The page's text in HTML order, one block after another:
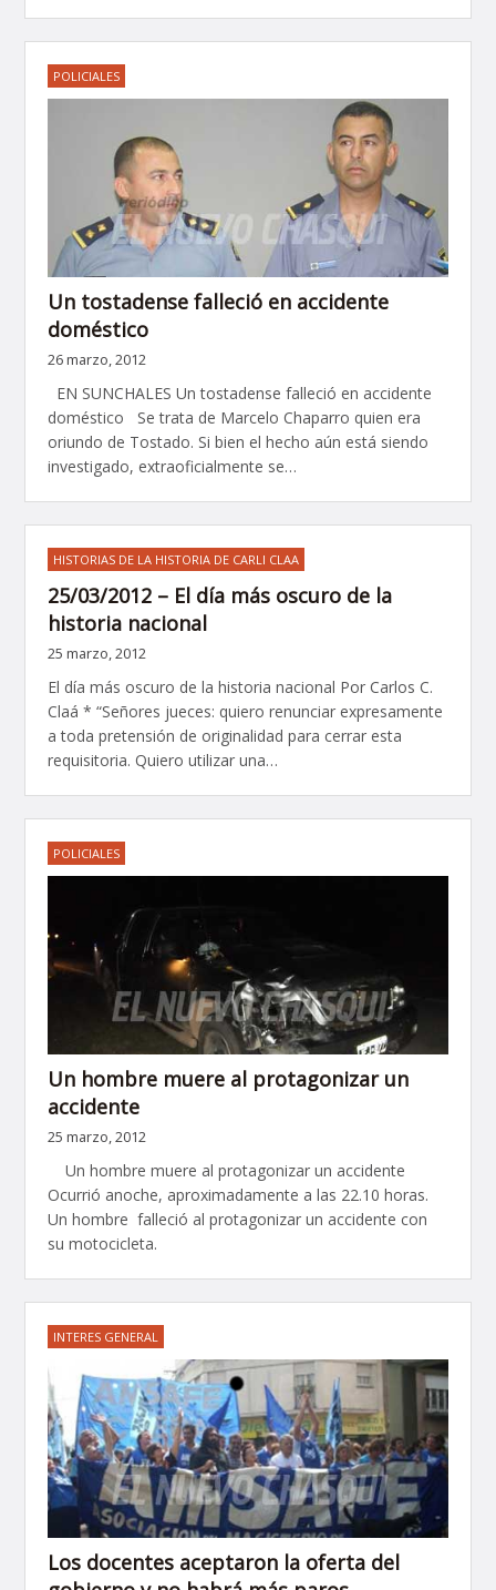
POLICIALES
Un tostadense falleció en accidente
doméstico
26 marzo, 2012
EN SUNCHALES Un tostadense falleció en accidente
doméstico Se trata de Marcelo Chaparro quien era
oriundo de Tostado. Si bien el hecho aún está siendo
investigado, extraoficialmente se…
HISTORIAS DE LA HISTORIA DE CARLI CLAA
25/03/2012 – El día más oscuro de la
historia nacional
25 marzo, 2012
El día más oscuro de la historia nacional Por Carlos C.
Claá * “Señores jueces: quiero renunciar expresamente
a toda pretensión de originalidad para cerrar esta
requisitoria. Quiero utilizar una…
POLICIALES
Un hombre muere al protagonizar un
accidente
25 marzo, 2012
Un hombre muere al protagonizar un accidente
Ocurrió anoche, aproximadamente a las 22.10 horas.
Un hombre falleció al protagonizar un accidente con
su motocicleta.
INTERES GENERAL
Los docentes aceptaron la oferta del